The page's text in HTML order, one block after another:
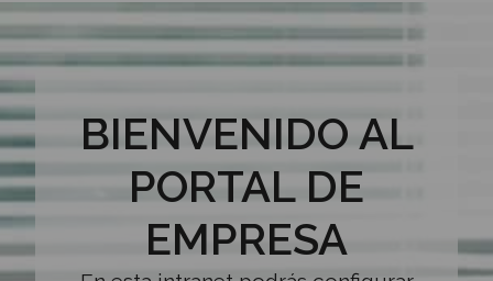
BIENVENIDO AL
PORTAL DE
EMPRESA